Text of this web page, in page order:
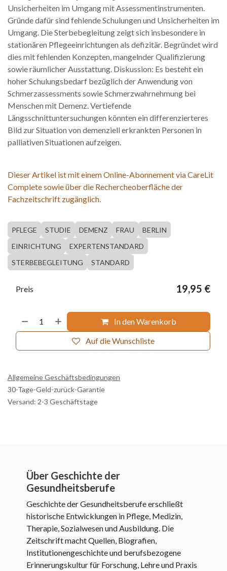
Unsicherheiten im Umgang mit Assessmentinstrumenten.
Gründe dafür sind fehlende Schulungen und Unsicherheiten im
Umgang. Die Sterbebegleitung zeigt sich insbesondere in
stationären Pflegeeinrichtungen als defizitär. Begründet wird
dies mit fehlenden Konzepten, mangelnder Qualifizierung
sowie räumlicher Ausstattung. Diskussion: Es besteht ein
hoher Schulungsbedarf bezüglich der Anwendung von
Schmerzassessments sowie Schmerzwahrnehmung bei
Menschen mit Demenz. Vertiefende
Längsschnittuntersuchungen könnten ein differenzierteres
Bild zur Situation von demenziell erkrankten Personen in
palliativen Situationen aufzeigen.
Dieser Artikel ist mit einem Online-Abonnement via CareLit
Complete sowie über die Rechercheoberfläche der
Fachzeitschrift zugänglich.
PFLEGE STUDIE DEMENZ FRAU
BERLIN
EINRICHTUNG
EXPERTENSTANDARD
STERBEBEGLEITUNG
STANDARD
In den Warenkorb
Auf die Wunschliste
Preis 19,95 €
Allgemeine Geschäftsbedingungen
30-Tage-Geld-zurück-Garantie
Versand: 2-3 Geschäftstage
Über Geschichte der
Gesundheitsberufe
Geschichte der Gesundheitsberufe erschließt
historische Entwicklungen in Pflege, Medizin,
Therapie, Sozialwesen und Ausbildung. Die
Zeitschrift macht Quellen, Biografien,
Institutionengeschichte und berufsbezogene
Erinnerungskultur für Forschung, Lehre und Praxis